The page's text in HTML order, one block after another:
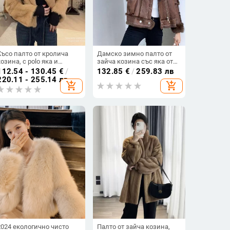
палто от кролича
с polo яка и
на яка, дълги
за възрастни
- 130.45 € /
- 255.14 лв
add_shopping_cart
Дамско зимно палто от
зайча козина със яка от
агнешка козина, къс
132.85 € /259.83 лв
add_shopping_cart
екологично чисто
Палто от зайча козина,